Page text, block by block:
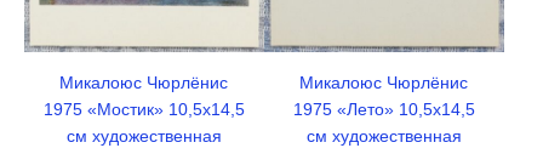
Микалоюс Чюрлёнис
1975 «Мостик» 10,5x14,5
см художественная
Микалоюс Чюрлёнис
1975 «Лето» 10,5x14,5
см художественная